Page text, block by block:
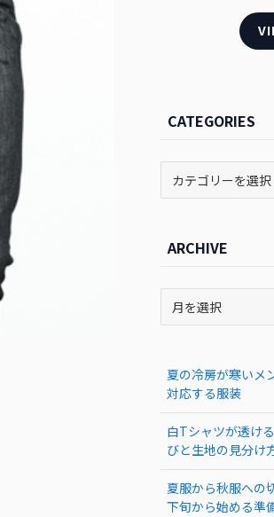
CATEGORIES
ARCHIVE
夏の冷房が寒いメ
対応する服装
白Tシャツが透け
びと生地の見分け
夏服から秋服への
下旬から始める準